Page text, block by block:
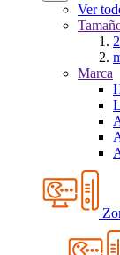
Ver
Marca